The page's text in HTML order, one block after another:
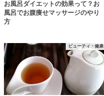
お風呂ダイエットの効果って？お
風呂でお腹痩せマッサージのやり
方
ビューティ・健康